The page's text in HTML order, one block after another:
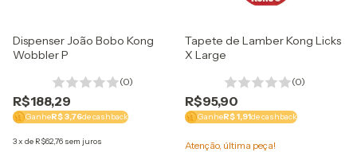
Dispenser João Bobo Kong
Wobbler P
(0)
R$188,29
GanheR$ 3,76de cashback
3x de R$62,76 sem juros
Tapete de Lamber Kong Licks
X Large
(0)
R$95,90
GanheR$ 1,91de cashback
Atenção, última peça!